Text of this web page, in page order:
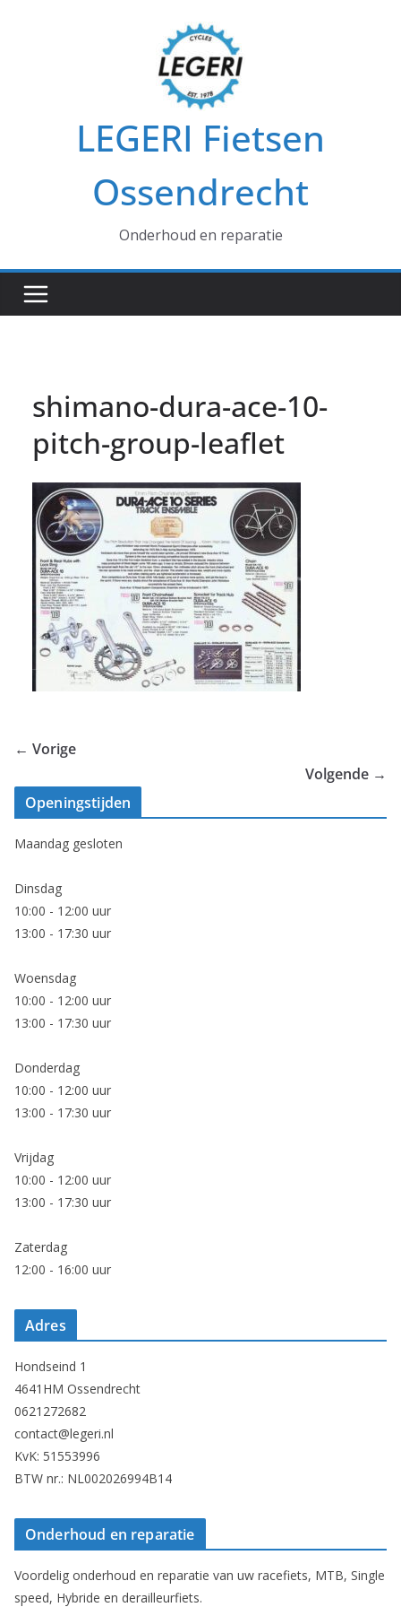
LEGERI Fietsen
Ossendrecht
Onderhoud en reparatie
shimano-dura-ace-10-
pitch-group-leaflet
← Vorige
Volgende →
Openingstijden
Maandag gesloten
Dinsdag
10:00 - 12:00 uur
13:00 - 17:30 uur
Woensdag
10:00 - 12:00 uur
13:00 - 17:30 uur
Donderdag
10:00 - 12:00 uur
13:00 - 17:30 uur
Vrijdag
10:00 - 12:00 uur
13:00 - 17:30 uur
Zaterdag
12:00 - 16:00 uur
Adres
Hondseind 1
4641HM Ossendrecht
0621272682
contact@legeri.nl
KvK: 51553996
BTW nr.: NL002026994B14
Onderhoud en reparatie
Voordelig onderhoud en reparatie van uw racefiets, MTB, Single
speed, Hybride en derailleurfiets.